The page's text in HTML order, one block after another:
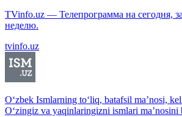
TVinfo.uz — Телепрограмма на сегодня,
неделю.
tvinfo.uz
O‘zbek Ismlarning to‘liq, batafsil ma’nosi,
O‘zingiz va yaqinlaringizni ismlari